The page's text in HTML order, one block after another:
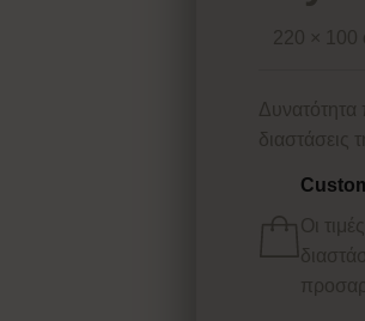
220 × 100
διαστάσεις
Οι